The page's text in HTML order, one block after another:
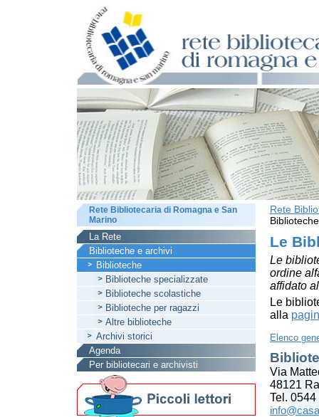
Rete
Biblioteche
Le
Le
ordine
affidato
Le
alla
Elenco
Via
48121
Tel.
Rete Bibliotecaria di Romagna e San
Marino
La Rete
Biblioteche e archivi
Biblioteche
Biblioteche specializzate
Biblioteche scolastiche
Biblioteche per ragazzi
Altre biblioteche
Archivi storici
Agenda
Per bibliotecari e archivisti